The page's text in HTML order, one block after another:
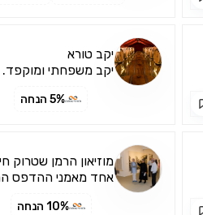
יקב טורא
יקב משפחתי ומוקפד.
5% הנחה
מוזיאון הרמן שטרוק
אחד מאמני ההדפס
10% הנחה